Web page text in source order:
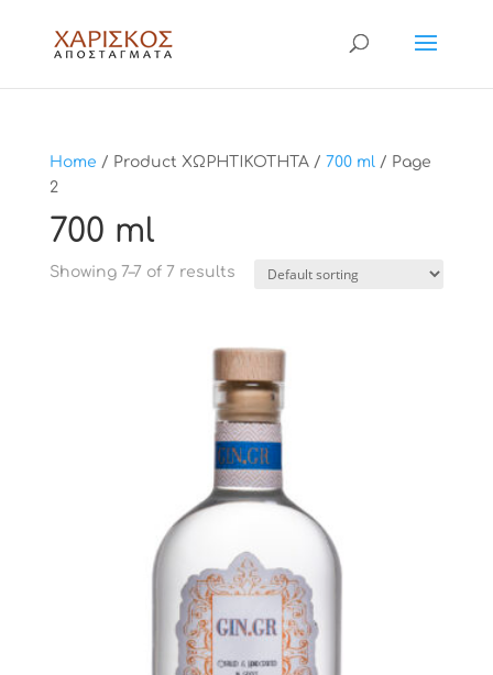
Home / Product ΧΩΡΗΤΙΚΟΤΗΤΑ / 700 ml/ Page
2
700 ml
Showing 7–7 of 7 results